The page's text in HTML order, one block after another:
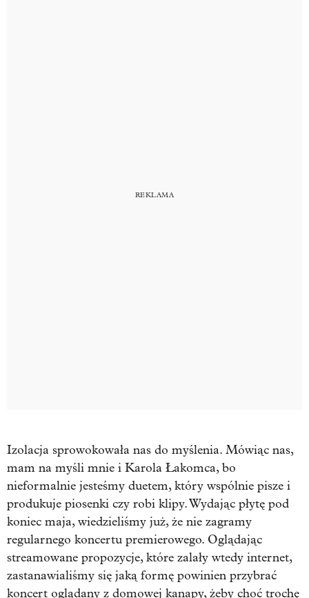
Izolacja sprowokowała nas do myślenia. Mówiąc nas,
mam na myśli mnie i Karola Łakomca, bo
nieformalnie jesteśmy duetem, który wspólnie pisze i
produkuje piosenki czy robi klipy. Wydając płytę pod
koniec maja, wiedzieliśmy już, że nie zagramy
regularnego koncertu premierowego. Oglądając
streamowane propozycje, które zalały wtedy internet,
zastanawialiśmy się jaką formę powinien przybrać
koncert oglądany z domowej kanapy, żeby choć trochę